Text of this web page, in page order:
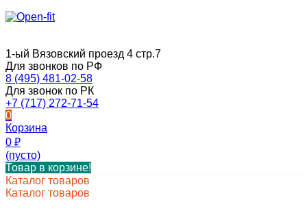
1-ый Вязовский проезд 4 стр.7
Для звонков по РФ
8 (495) 481-02-58
Для звонок по РК
+7 (717) 272-71-54
0
Корзина
0 ₽
(пусто)
Товар в корзине!
Каталог товаров
Каталог товаров